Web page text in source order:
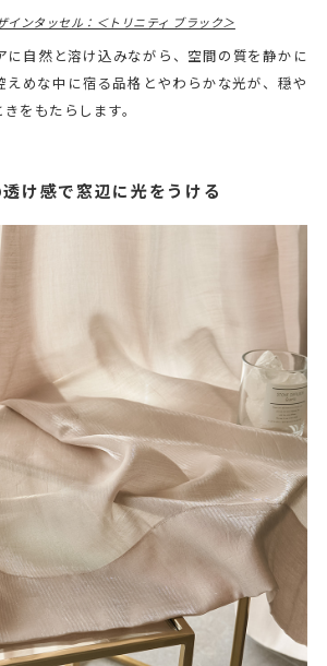
インタッセル：＜トリニティ ブラック＞
に自然と溶け込みながら、空間の質を静かに
えめな中に宿る品格とやわらかな光が、穏や
をもたらします。
け感で窓辺に光をうける